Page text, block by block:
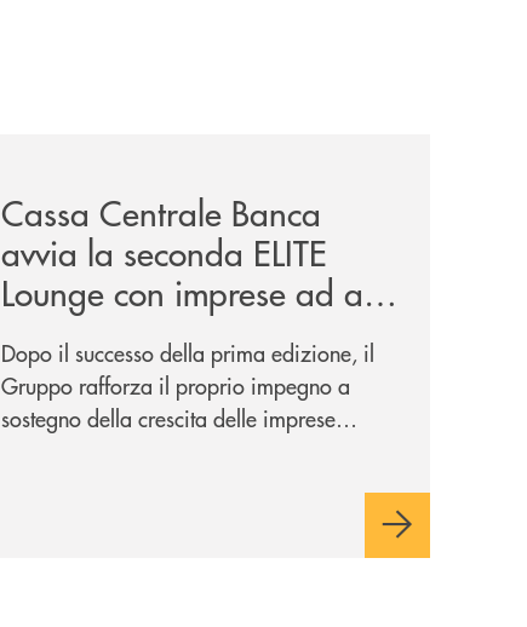
Cassa Centrale Banca
avvia la seconda ELITE
Lounge con imprese ad alto
potenziale
Dopo il successo della prima edizione, il
Gruppo rafforza il proprio impegno a
sostegno della crescita delle imprese